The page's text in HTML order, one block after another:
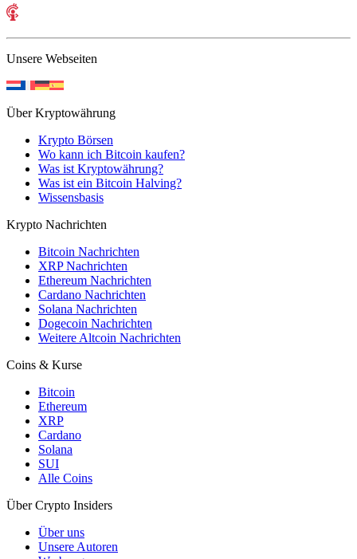
Unsere Webseiten
Über Kryptowährung
Krypto Börsen
Wo kann ich Bitcoin kaufen?
Was ist Kryptowährung?
Was ist ein Bitcoin Halving?
Wissensbasis
Krypto Nachrichten
Bitcoin Nachrichten
XRP Nachrichten
Ethereum Nachrichten
Cardano Nachrichten
Solana Nachrichten
Dogecoin Nachrichten
Weitere Altcoin Nachrichten
Coins & Kurse
Bitcoin
Ethereum
XRP
Cardano
Solana
SUI
Alle Coins
Über Crypto Insiders
Über uns
Unsere Autoren